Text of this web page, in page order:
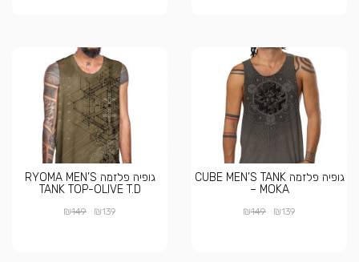
גופיה פלזמה CUBE MEN’S TANK
– MOKA
₪139
₪149
גופיה פלזמה RYOMA MEN’S
TANK TOP-OLIVE T.D
₪139
₪149